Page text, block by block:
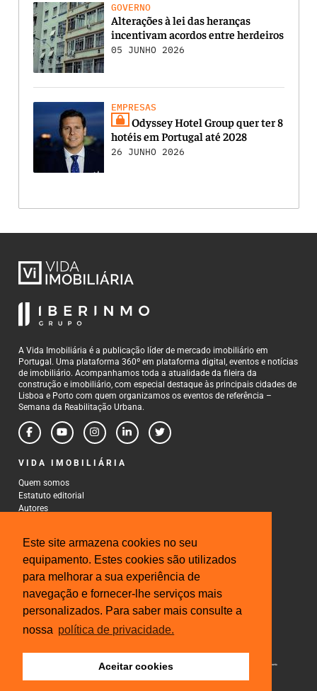
Este site armazena cookies no seu
equipamento. Estes cookies são utilizados
para melhorar a sua experiência de
navegação e fornecer-lhe serviços mais
personalizados. Para saber mais consulte a
nossa política de privacidade.
Aceitar cookies
GOVERNO
Alterações à lei das heranças
incentivam acordos entre herdeiros
05 JUNHO 2026
EMPRESAS
Odyssey Hotel Group quer ter 8
hotéis em Portugal até 2028
26 JUNHO 2026
A Vida Imobiliária é a publicação líder de mercado imobiliário em
Portugal. Uma plataforma 360º em plataforma digital, eventos e notícias
de imobiliário. Acompanhamos toda a atualidade da fileira da
construção e imobiliário, com especial destaque às principais cidades de
Lisboa e Porto com quem organizamos os eventos de referência –
Semana da Reabilitação Urbana.
VIDA IMOBILIÁRIA
Quem somos
Estatuto editorial
Autores
CONTACTOS
Rua Gonçalo Cristovão, 185 - 6º
4000-269 Porto
Tel: 222 085 009
Fax: 222 085 010
Email: gestao@iberinmo.com